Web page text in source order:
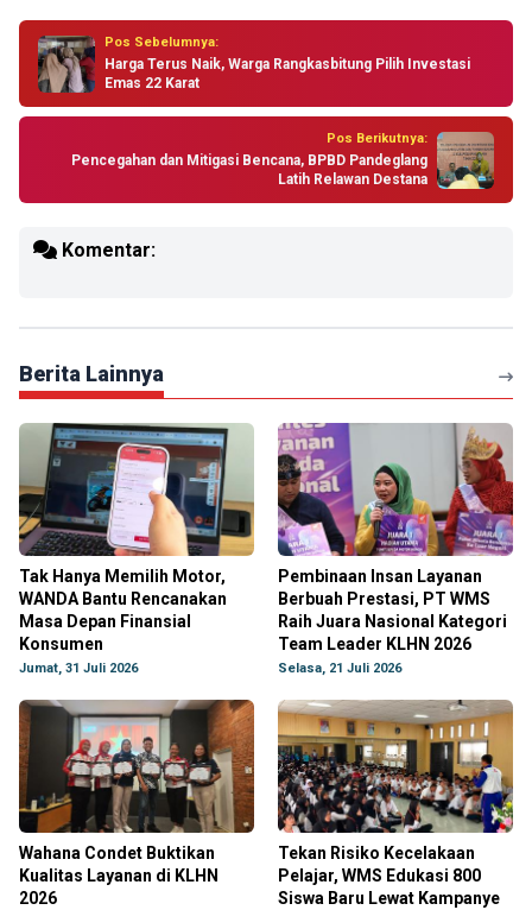
Pos Sebelumnya:
Harga Terus Naik, Warga Rangkasbitung Pilih Investasi
Emas 22 Karat
Pos Berikutnya:
Pencegahan dan Mitigasi Bencana, BPBD Pandeglang
Latih Relawan Destana
Komentar:
Berita Lainnya
Tak Hanya Memilih Motor,
WANDA Bantu Rencanakan
Masa Depan Finansial
Konsumen
Jumat, 31 Juli 2026
Pembinaan Insan Layanan
Berbuah Prestasi, PT WMS
Raih Juara Nasional Kategori
Team Leader KLHN 2026
Selasa, 21 Juli 2026
Wahana Condet Buktikan
Kualitas Layanan di KLHN
2026
Tekan Risiko Kecelakaan
Pelajar, WMS Edukasi 800
Siswa Baru Lewat Kampanye